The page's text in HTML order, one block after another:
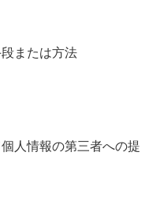
または方法
人情報の第三者への提